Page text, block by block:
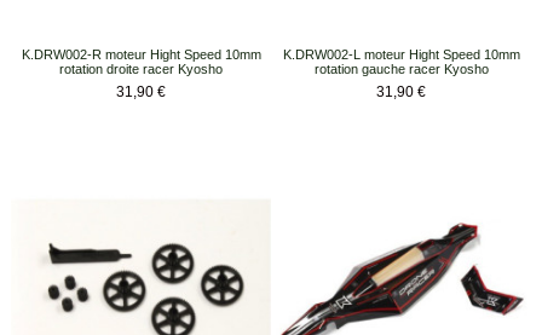
K.DRW002-R moteur Hight Speed 10mm
rotation droite racer Kyosho
Prix
31,90 €
K.DRW002-L moteur Hight Speed 10mm
rotation gauche racer Kyosho
Prix
31,90 €